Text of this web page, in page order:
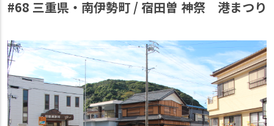
#68 三重県・南伊勢町 / 宿田曽 神祭 港まつり